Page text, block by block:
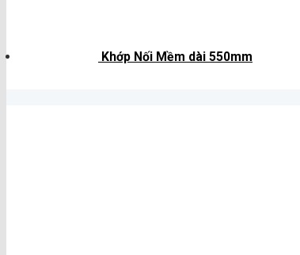
Khớp Nối Mềm dài 550mm